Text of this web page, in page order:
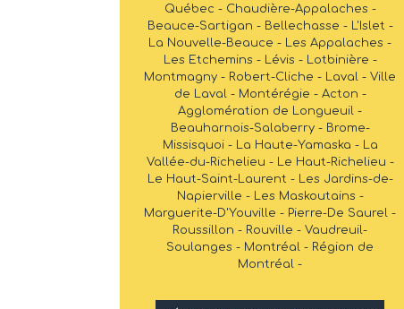
Québec - Chaudière-Appalaches -
Beauce-Sartigan - Bellechasse - L'Islet -
La Nouvelle-Beauce - Les Appalaches -
Les Etchemins - Lévis - Lotbinière -
Montmagny - Robert-Cliche - Laval - Ville
de Laval - Montérégie - Acton -
Agglomération de Longueuil -
Beauharnois-Salaberry - Brome-
Missisquoi - La Haute-Yamaska - La
Vallée-du-Richelieu - Le Haut-Richelieu -
Le Haut-Saint-Laurent - Les Jardins-de-
Napierville - Les Maskoutains -
Marguerite-D'Youville - Pierre-De Saurel -
Roussillon - Rouville - Vaudreuil-
Soulanges - Montréal - Région de
Montréal -